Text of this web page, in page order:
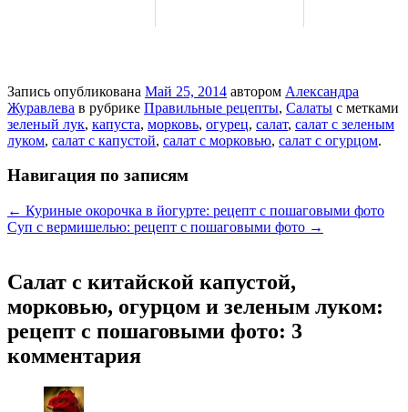
Запись опубликована Май 25, 2014 автором Александра
Журавлева в рубрике Правильные рецепты, Салаты с метками
зеленый лук, капуста, морковь, огурец, салат, салат с зеленым
луком, салат с капустой, салат с морковью, салат с огурцом.
Навигация по записям
← Куриные окорочка в йогурте: рецепт с пошаговыми фото
Суп с вермишелью: рецепт с пошаговыми фото →
Салат с китайской капустой,
морковью, огурцом и зеленым луком:
рецепт с пошаговыми фото: 3
комментария